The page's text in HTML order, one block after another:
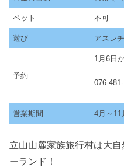
ペット 不可
遊び アスレ
予約
1月6日
076-
営業期間 4月～11
立山山麓家族旅行村は大
ーランド！